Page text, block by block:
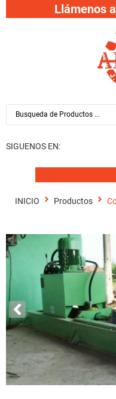
Llámenos
SIGUENOS EN:
INICIO Productos